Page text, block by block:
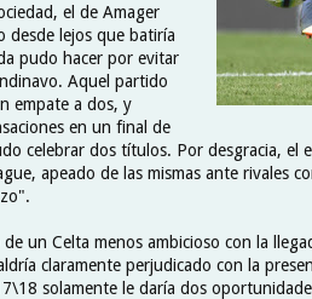
el de Amager
desde lejos que batiría
pudo hacer por evitar
Aquel partido
empate a dos, y
en un final de
celebrar dos títulos. Por desgracia, el
apeado de las mismas ante rivales
un Celta menos ambicioso con la
claramente perjudicado con la
solamente le daría dos